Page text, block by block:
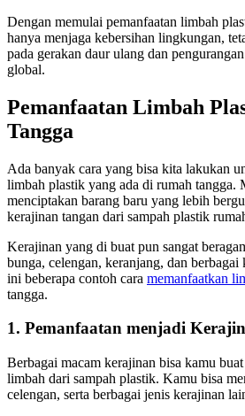
Dengan memulai pemanfaatan limbah
hanya menjaga kebersihan lingkungan,
pada gerakan daur ulang dan
global.
Pemanfaatan Limbah
Tangga
Ada banyak cara yang bisa kita lakukan
limbah plastik yang ada di rumah tangga.
menciptakan barang baru yang lebih
kerajinan tangan dari sampah plastik
Kerajinan yang di buat pun sangat
bunga, celengan, keranjang, dan
ini beberapa contoh cara memanfaatkan
tangga.
1. Pemanfaatan menjadi
Berbagai macam kerajinan bisa kamu
limbah dari sampah plastik. Kamu bisa
celengan, serta berbagai jenis kerajinan